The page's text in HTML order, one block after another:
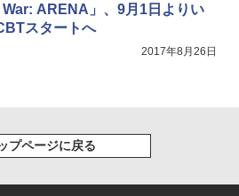
War: ARENA」、9月1日よりい
スタートへ
2017年8月26日
プページに戻る